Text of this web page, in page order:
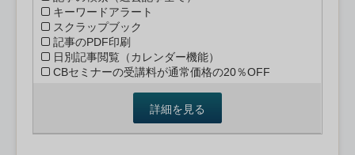
キーワードアラート
スクラップブック
記事のPDF印刷
日別記事閲覧（カレンダー機能）
CBセミナーの受講料が通常価格の20％OFF
詳細を見る